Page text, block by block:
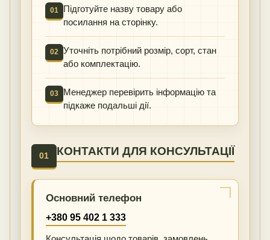
01
Підготуйте назву товару або
посилання на сторінку.
02 Уточніть потрібний розмір, сорт, стан
або комплектацію.
03
Менеджер перевірить інформацію та
підкаже подальші дії.
01 КОНТАКТИ ДЛЯ КОНСУЛЬТАЦІЇ
Основний телефон
+380 95 402 1 333